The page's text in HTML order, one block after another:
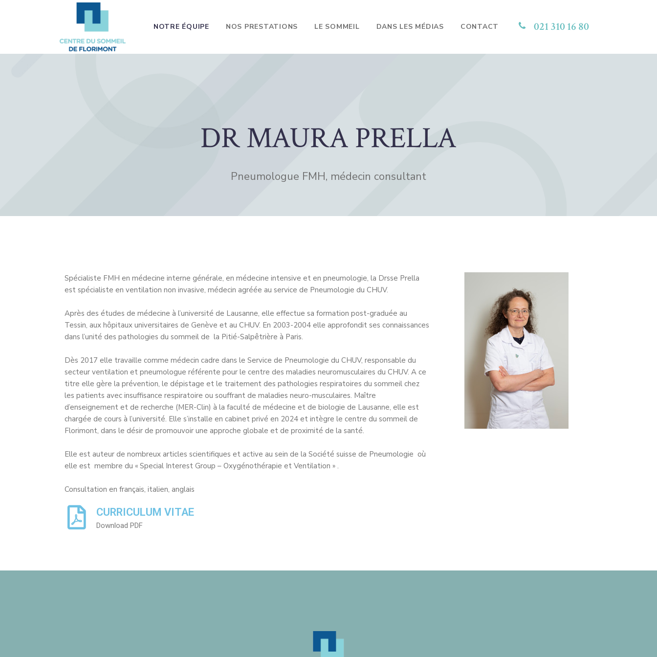
021 310 16 80
NOTRE ÉQUIPE NOS PRESTATIONS LE SOMMEIL DANS LES MÉDIAS CONTACT
DR MAURA PRELLA
Pneumologue FMH, médecin consultant
Spécialiste FMH en médecine interne générale, en médecine intensive et en pneumologie, la Drsse Prella
est spécialiste en ventilation non invasive, médecin agréée au service de Pneumologie du CHUV.
Après des études de médecine à l’université de Lausanne, elle effectue sa formation post-graduée au
Tessin, aux hôpitaux universitaires de Genève et au CHUV. En 2003-2004 elle approfondit ses connaissances
dans l’unité des pathologies du sommeil de la Pitié-Salpêtrière à Paris.
Dès 2017 elle travaille comme médecin cadre dans le Service de Pneumologie du CHUV, responsable du
secteur ventilation et pneumologue référente pour le centre des maladies neuromusculaires du CHUV. A ce
titre elle gère la prévention, le dépistage et le traitement des pathologies respiratoires du sommeil chez
les patients avec insuffisance respiratoire ou souffrant de maladies neuro-musculaires. Maître
d’enseignement et de recherche (MER-Clin) à la faculté de médecine et de biologie de Lausanne, elle est
chargée de cours à l’université. Elle s’installe en cabinet privé en 2024 et intègre le centre du sommeil de
Florimont, dans le désir de promouvoir une approche globale et de proximité de la santé.
Elle est auteur de nombreux articles scientifiques et active au sein de la Société suisse de Pneumologie où
elle est membre du « Special Interest Group – Oxygénothérapie et Ventilation » .
Consultation en français, italien, anglais
CURRICULUM VITAE
Download PDF